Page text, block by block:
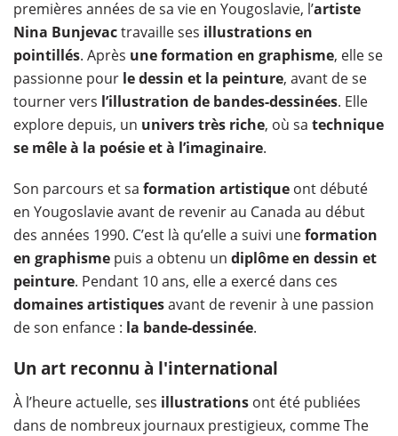
premières années de sa vie en Yougoslavie, l’artiste
Nina Bunjevactravaille ses illustrations en
pointillés. Après une formation en graphisme, elle se
passionne pour le dessin et la peinture, avant de se
tourner vers l’illustration de bandes-dessinées. Elle
explore depuis, un univers très riche, où sa technique
se mêle à la poésie et à l’imaginaire.​
Son parcours et sa formation artistique ont débuté
en Yougoslavie avant de revenir au Canada au début
des années 1990. C’est là qu’elle a suivi uneformation
en graphisme puis a obtenu un diplôme en dessin et
peinture. Pendant 10 ans, elle a exercé dans ces
domaines artistiquesavant de revenir à une passion
de son enfance : la bande-dessinée.
Un art reconnu à l'international
À l’heure actuelle, ses illustrations ont été publiées
dans de nombreux journaux prestigieux, comme The